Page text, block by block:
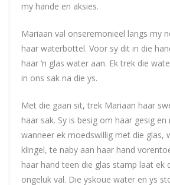
my hande en aksies.
Mariaan val onseremonieel langs my
haar waterbottel. Voor sy dit in die
haar ‘n glas water aan. Ek trek die
in ons sak na die ys.
Met die gaan sit, trek Mariaan haar
haar sak. Sy is besig om haar gesig
wanneer ek moedswillig met die glas,
klingel, te naby aan haar hand
haar hand teen die glas stamp laat ek
ongeluk val. Die yskoue water en ys